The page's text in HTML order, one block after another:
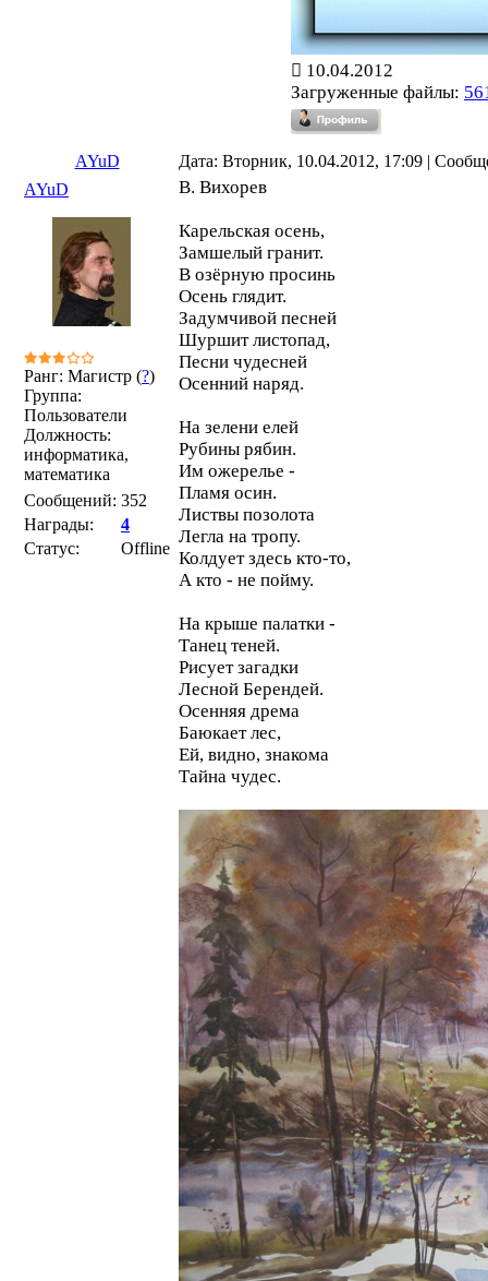
10.04.2012
Загруженные файлы:
AYuD
Дата: Вторник, 10.04.2012, 17:09 |
AYuD
Ранг: Магистр (?)
Группа:
Пользователи
Должность:
информатика,
математика
Сообщений: 352
Награды:
4
Статус:
Offline
В. Вихорев
Карельская осень,
Замшелый гранит.
В озёрную просинь
Осень глядит.
Задумчивой песней
Шуршит листопад,
Песни чудесней
Осенний наряд.
На зелени елей
Рубины рябин.
Им ожерелье -
Пламя осин.
Листвы позолота
Легла на тропу.
Колдует здесь кто-то,
А кто - не пойму.
На крыше палатки -
Танец теней.
Рисует загадки
Лесной Берендей.
Осенняя дрема
Баюкает лес,
Ей, видно, знакома
Тайна чудес.